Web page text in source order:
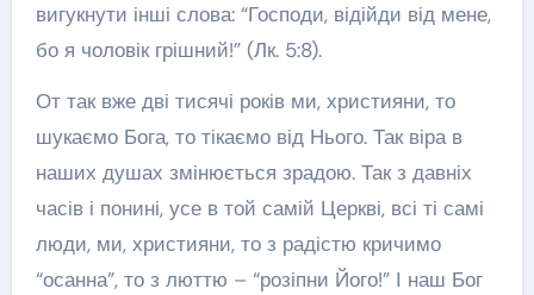
вигукнути інші слова: “Господи, відійди від мене,
бо я чоловік грішний!” (Лк. 5:8).
От так вже дві тисячі років ми, християни, то
шукаємо Бога, то тікаємо від Нього. Так віра в
наших душах змінюється зрадою. Так з давніх
часів і понині, усе в той самій Церкві, всі ті самі
люди, ми, християни, то з радістю кричимо
“осанна”, то з люттю – “розіпни Його!” І наш Бог